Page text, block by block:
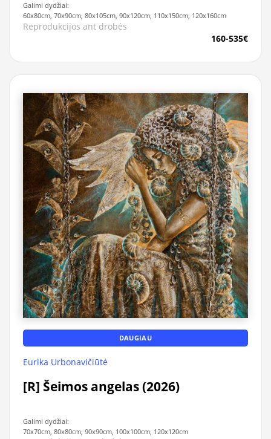
Galimi dydžiai:
60x80cm, 70x90cm, 80x105cm, 90x120cm, 110x150cm, 120x160cm
Reprodukcijos ant drobės
160-535€
DAUGIAU
Eurika Urbonavičiūtė
[R] Šeimos angelas (2026)
Galimi dydžiai:
70x70cm, 80x80cm, 90x90cm, 100x100cm, 120x120cm